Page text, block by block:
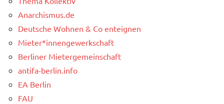
Anarchismus.de
Deutsche Wohnen & Co enteignen
Mieter*innengewerkschaft
Berliner Mietergemeinschaft
antifa-berlin.info
EA Berlin
FAU